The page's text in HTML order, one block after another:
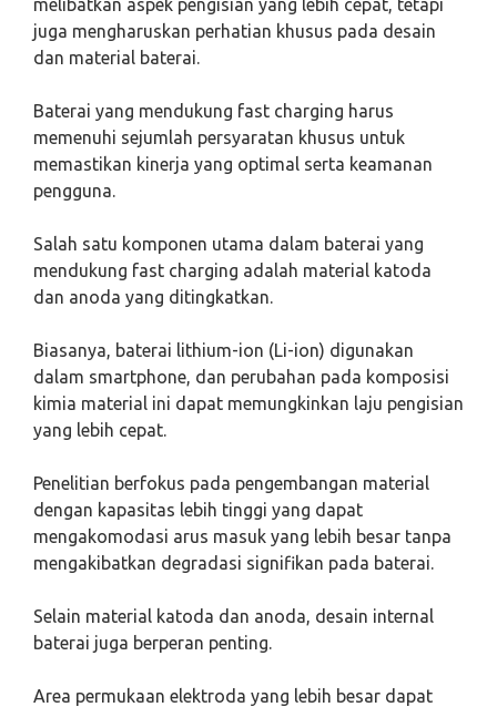
melibatkan aspek pengisian yang lebih cepat, tetapi
juga mengharuskan perhatian khusus pada desain
dan material baterai.
Baterai yang mendukung fast charging harus
memenuhi sejumlah persyaratan khusus untuk
memastikan kinerja yang optimal serta keamanan
pengguna.
Salah satu komponen utama dalam baterai yang
mendukung fast charging adalah material katoda
dan anoda yang ditingkatkan.
Biasanya, baterai lithium-ion (Li-ion) digunakan
dalam smartphone, dan perubahan pada komposisi
kimia material ini dapat memungkinkan laju pengisian
yang lebih cepat.
Penelitian berfokus pada pengembangan material
dengan kapasitas lebih tinggi yang dapat
mengakomodasi arus masuk yang lebih besar tanpa
mengakibatkan degradasi signifikan pada baterai.
Selain material katoda dan anoda, desain internal
baterai juga berperan penting.
Area permukaan elektroda yang lebih besar dapat